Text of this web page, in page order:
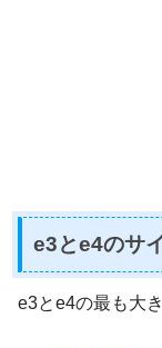
e3とe4のサ
e3とe4の最も大